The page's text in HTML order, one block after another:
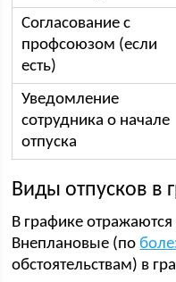
Согласование с
профсоюзом (если
есть)
Уведомление
сотрудника о начале
отпуска
Виды отпусков в
В графике
Внеплановые (по
обстоятельствам) в